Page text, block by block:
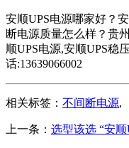
安顺UPS电源哪家好？
断电源质量怎么样？贵
顺UPS电源,安顺UPS稳
话:13639066002
相关标签： 不间断电源,
上一条： 选型该选 “安顺